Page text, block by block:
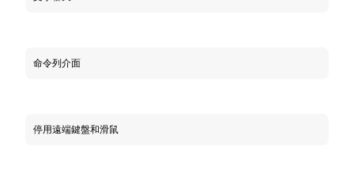
命令列介面
停用遠端鍵盤和滑鼠